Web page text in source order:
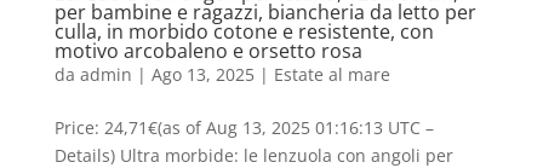
per bambine e ragazzi, biancheria da letto per
culla, in morbido cotone e resistente, con
motivo arcobaleno e orsetto rosa
da admin | Ago 13, 2025| Estate al mare
Price: 24,71€(as of Aug 13, 2025 01:16:13 UTC –
Details) Ultra morbide: le lenzuola con angoli per